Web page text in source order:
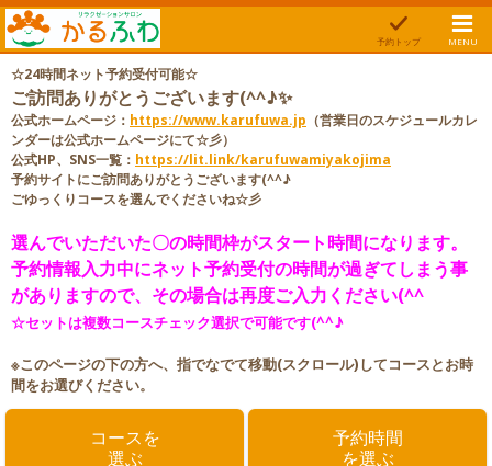
予約トップ MENU
☆24時間ネット予約受付可能☆
ご訪問ありがとうございます(^^♪✨
公式ホームページ： https://www.karufuwa.jp （営業日のスケジュールカレ
ンダーは公式ホームページにて☆彡）
公式HP、SNS一覧： https://lit.link/karufuwamiyakojima
予約サイトにご訪問ありがとうございます(^^♪
ごゆっくりコースを選んでくださいね☆彡
選んでいただいた〇の時間枠がスタート時間になります。
予約情報入力中にネット予約受付の時間が過ぎてしまう事
がありますので、その場合は再度ご入力ください(^^
☆セットは複数コースチェック選択で可能です(^^♪
※このページの下の方へ、指でなでて移動(スクロール)してコースとお時
間をお選びください。
コースを
選ぶ
予約時間
を選ぶ